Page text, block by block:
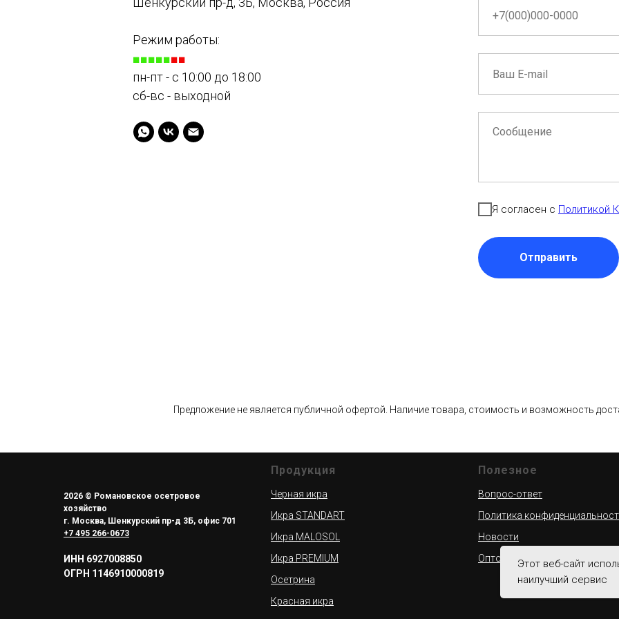
Этот веб-сайт
наилучший сервис
Режим работы:
■■■■■■■
пн-пт - с 10:00 до 18:00
сб-вс - выходной
Я согласен с Политикой
Отправить
Предложение не является публичной офертой. Наличие товара, стоимость и возможность
2026 © Романовское осетровое
хозяйство
г. Москва, Шенкурский пр-д 3Б, офис 701
+7 495 266-0673
ИНН 6927008850
ОГРН 1146910000819
Продукция
Черная икра
Икра STANDART
Икра MALOSOL
Икра PREMIUM
Осетрина
Красная икра
Полезное
Вопрос-ответ
Политика
Новости
Оптовикам